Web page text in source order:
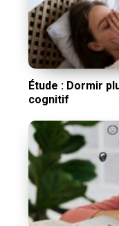
Étude : Dormir
cognitif